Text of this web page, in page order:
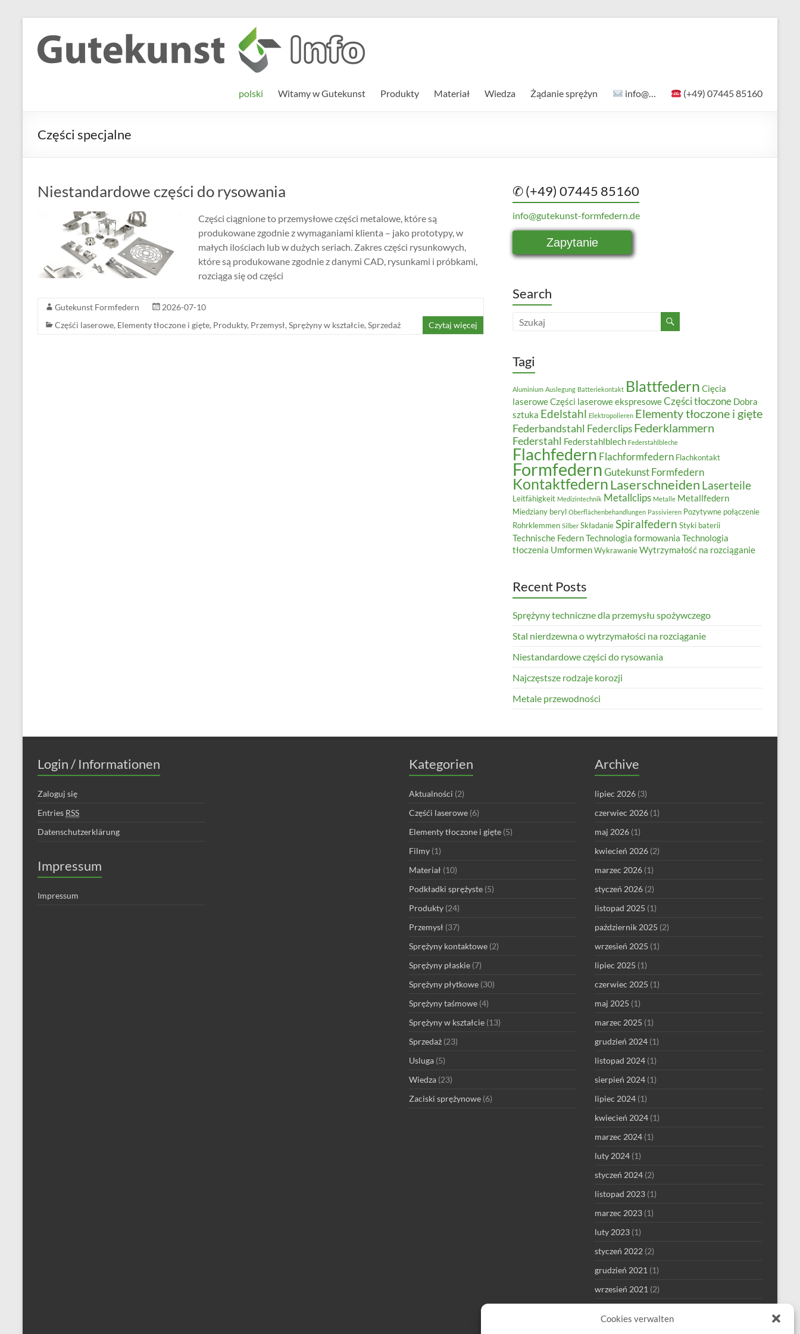
Cookies verwalten
content
Gutekunst
Formfedern
Informationen
und
Wissenswertes
polski Witamy w Gutekunst Produkty Materiał Wiedza Żądanie sprężyn info@… (+49) 07445 85160
Części specjalne
Niestandardowe części do rysowania
Części ciągnione to przemysłowe części metalowe, które są
produkowane zgodnie z wymaganiami klienta – jako prototypy, w
małych ilościach lub w dużych seriach. Zakres części rysunkowych,
które są produkowane zgodnie z danymi CAD, rysunkami i próbkami,
rozciąga się od części
Gutekunst Formfedern
2026-07-10
Częśći laserowe, Elementy tłoczone i gięte, Produkty, Przemysł, Sprężyny w kształcie, Sprzedaż Czytaj więcej
✆ (+49) 07445 85160
info@gutekunst-formfedern.de
Zapytanie
Search
Tagi
Aluminium Auslegung Batteriekontakt Blattfedern Cięcia
laseroweCzęści laserowe ekspresoweCzęści tłoczone Dobra
sztuka Edelstahl Elektropolieren Elementy tłoczone i gięte
Federbandstahl FederclipsFederklammern
Federstahl Federstahlblech Federstahlbleche
Flachfedern Flachformfedern Flachkontakt
FormfedernGutekunst Formfedern
Kontaktfedern Laserschneiden Laserteile
Leitfähigkeit Medizintechnik Metallclips Metalle Metallfedern
Miedziany beryl Oberflächenbehandlungen Passivieren Pozytywne połączenie
Rohrklemmen Silber SkładanieSpiralfedern Styki baterii
Technische FedernTechnologia formowania Technologia
tłoczenia UmformenWykrawanieWytrzymałość na rozciąganie
Recent Posts
Sprężyny techniczne dla przemysłu spożywczego
Stal nierdzewna o wytrzymałości na rozciąganie
Niestandardowe części do rysowania
Najczęstsze rodzaje korozji
Metale przewodności
Login / Informationen
Zaloguj się
Entries RSS
Datenschutzerklärung
Impressum
Impressum
Kategorien
Aktualności (2)
Częśći laserowe (6)
Elementy tłoczone i gięte (5)
Filmy (1)
Materiał (10)
Podkładki sprężyste (5)
Produkty (24)
Przemysł (37)
Sprężyny kontaktowe (2)
Sprężyny płaskie (7)
Sprężyny płytkowe (30)
Sprężyny taśmowe (4)
Sprężyny w kształcie (13)
Sprzedaż (23)
Usluga (5)
Wiedza (23)
Zaciski sprężynowe (6)
Archive
lipiec 2026 (3)
czerwiec 2026 (1)
maj 2026 (1)
kwiecień 2026 (2)
marzec 2026 (1)
styczeń 2026 (2)
listopad 2025 (1)
październik 2025 (2)
wrzesień 2025 (1)
lipiec 2025 (1)
czerwiec 2025 (1)
maj 2025 (1)
marzec 2025 (1)
grudzień 2024 (1)
listopad 2024 (1)
sierpień 2024 (1)
lipiec 2024 (1)
kwiecień 2024 (1)
marzec 2024 (1)
luty 2024 (1)
styczeń 2024 (2)
listopad 2023 (1)
marzec 2023 (1)
luty 2023 (1)
styczeń 2022 (2)
grudzień 2021 (1)
wrzesień 2021 (2)